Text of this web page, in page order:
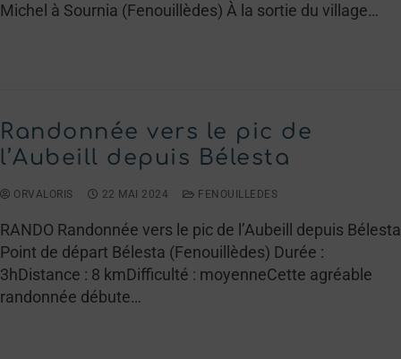
Michel à Sournia (Fenouillèdes) À la sortie du village…
Randonnée vers le pic de
l’Aubeill depuis Bélesta
ORVALORIS 22 MAI 2024 FENOUILLEDES
RANDO Randonnée vers le pic de l’Aubeill depuis Bélesta
Point de départ Bélesta (Fenouillèdes) Durée :
3hDistance : 8 kmDifficulté : moyenneCette agréable
randonnée débute…